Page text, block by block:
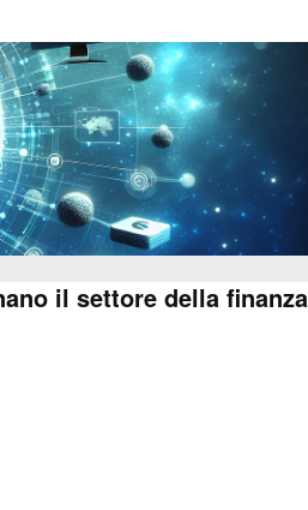
il settore della finanza